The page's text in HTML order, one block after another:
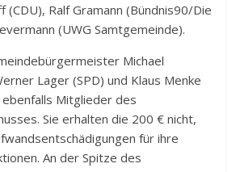
(CDU), Ralf Gramann (Bündnis90/Die
(UWG Samtgemeinde).
Michael
Lager (SPD) und Klaus Menke
ebenfalls Mitglieder des
Sie erhalten die 200 € nicht,
für ihre
An der Spitze des